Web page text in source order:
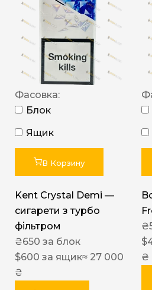
Фасовка:
Блок
Ящик
В Корзину
Kent Crystal Demi —
сигарети з турбо
фільтром
₴650 за блок
$600 за ящик≈ 27 000
₴
₴
$
₴